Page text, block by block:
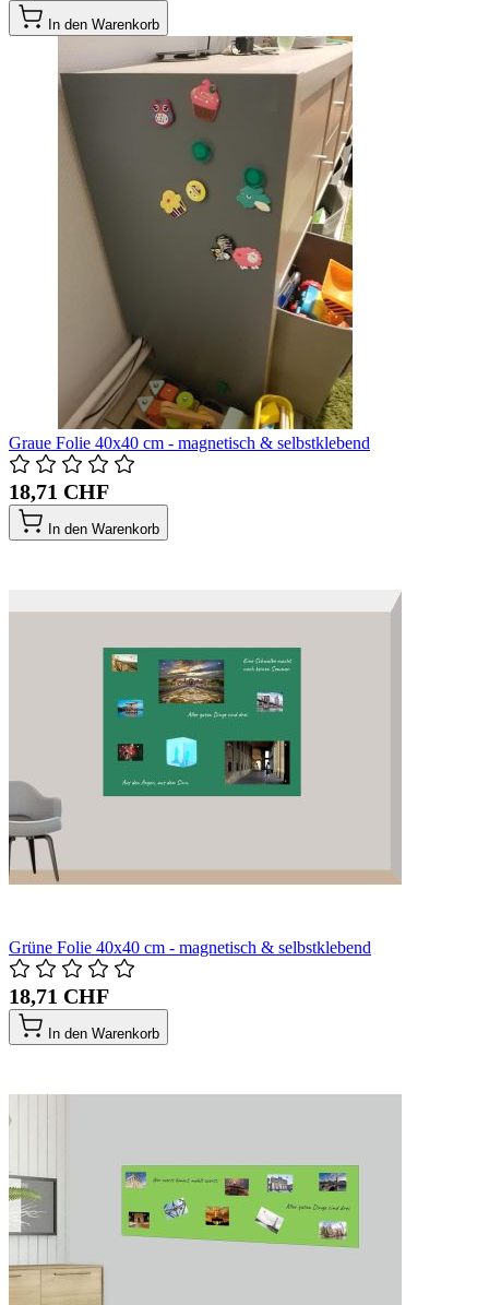
In den Warenkorb
Graue Folie 40x40 cm - magnetisch & selbstklebend
18,71 CHF
In den Warenkorb
Grüne Folie 40x40 cm - magnetisch & selbstklebend
18,71 CHF
In den Warenkorb